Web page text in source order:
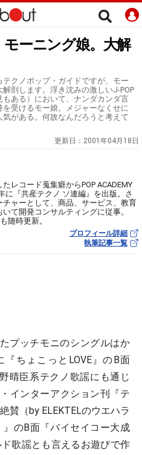
ーニング娘。大解
クノポップ・ガイドですが、モー
剖します。浮き沈みの激しいJ-POP
ある）において、ナンダカンダ言
受けるモー娘。メジャーなくせに
がある。何故なんだろうと考えて
更新日： 2001年04月18日
レコード蒐集癖からPOP ACADEMY
に『共産テクノ ソ連編』を出版。さ
チャーとして、商品、サービス、教育
て開発コンサルティングに従事。
随時更新。
プロフィール詳細
執筆記事一覧
プッチモニのシングルはか
ちょこっとLOVE』のB面
晴臣系テクノ歌謡にも通じ
インターアクション刊『テ
賛（by ELEKTELのウエハラ
のB面『バイセイコー大成
歌謡とも言えるお遊びで作